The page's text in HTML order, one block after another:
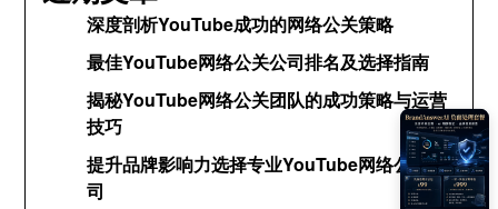
深度剖析YouTube成功的网络公关策略
最佳YouTube网络公关公司排名及选择指南
揭秘YouTube网络公关团队的成功策略与运营
技巧
提升品牌影响力选择专业YouTube网络公关公
司